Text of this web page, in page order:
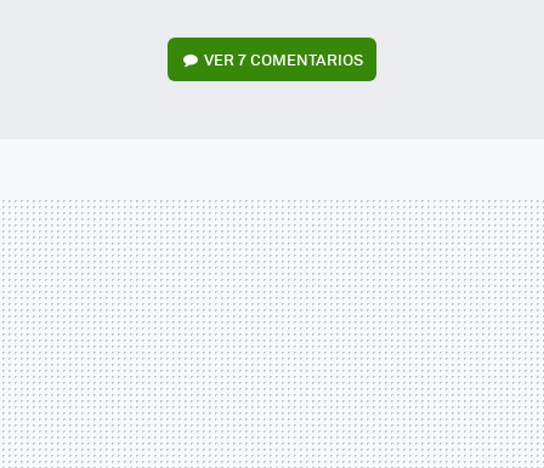
VER7 COMENTARIOS